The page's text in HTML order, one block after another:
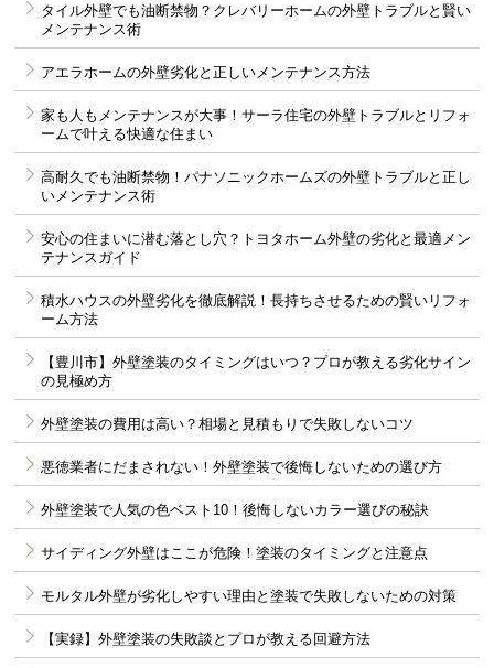
タイル外壁でも油断禁物？クレバリーホームの外壁トラブルと賢い
メンテナンス術
アエラホームの外壁劣化と正しいメンテナンス方法
家も人もメンテナンスが大事！サーラ住宅の外壁トラブルとリフォ
ームで叶える快適な住まい
高耐久でも油断禁物！パナソニックホームズの外壁トラブルと正し
いメンテナンス術
安心の住まいに潜む落とし穴？トヨタホーム外壁の劣化と最適メン
テナンスガイド
積水ハウスの外壁劣化を徹底解説！長持ちさせるための賢いリフォ
ーム方法
【豊川市】外壁塗装のタイミングはいつ？プロが教える劣化サイン
の見極め方
外壁塗装の費用は高い？相場と見積もりで失敗しないコツ
悪徳業者にだまされない！外壁塗装で後悔しないための選び方
外壁塗装で人気の色ベスト10！後悔しないカラー選びの秘訣
サイディング外壁はここが危険！塗装のタイミングと注意点
モルタル外壁が劣化しやすい理由と塗装で失敗しないための対策
【実録】外壁塗装の失敗談とプロが教える回避方法